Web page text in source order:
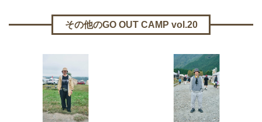
その他のGO OUT CAMP vol.20